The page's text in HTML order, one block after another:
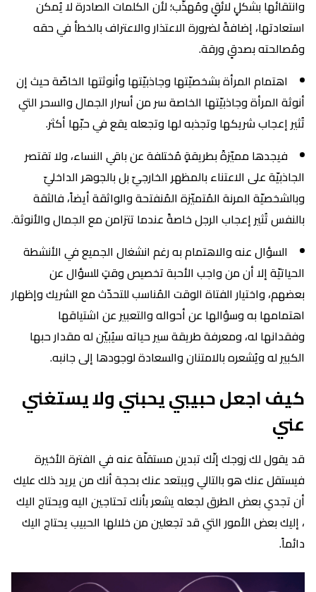
وانتقائها بشكلٍ لائقٍ ومُهذّب؛ لأن الكلمات الصادرة لا يُمكن
استعادتها، إضافةً لضرورة الاعتذار والاعتراف بالخطأ في حقه
ومُصالحته بصدقٍ ورقة.
اهتمام المرأة بشخصيّتها وجاذبيّتها وأنوثتها الخاصّة حيث إن
أنوثة المرأة وجاذبيّتها الخاصة سر من أسرار الجمال والسحر التي
تُثير إعجاب شريكها وتجذبه لها وتجعله يقع في حبّها أكثر.
فيجدها مميّزةً بطريقةٍ مُختلفة عن باقي النساء، ولا تقتصر
الجاذبيّة على الاعتناء بالمظهر الخارجيّ بل بالجوهر الداخليّ
وبالشخصيّة المرنة المُتميّزة المُنفتحة والواثقة أيضاً، فالثقة
بالنفس تُثير إعجاب الرجل خاصةً عندما تتزامن مع الجمال والأنوثة.
السؤال عنه والاهتمام به رغم انشغال الجميع في الأنشطة
الحياتيّة إلا أن من واجب الأحبة تخصيص وقتٍ للسؤال عن
بعضهم، واختيار الفتاة الوقت المُناسب للتحدّث مع الشريك وإظهار
اهتمامها به وسؤالها عن أحواله والتعبير عن اشتياقها
وفقدانها له، ومعرفة طريقة سير حياته سيُبيّن له مقدار حبها
الكبير له ويُشعره بالامتنان والسعادة لوجودها إلى جانبه.
كيف اجعل حبيبي يحبني ولا يستغني
عني
قد يقول لك زوجك إنّك تبدين مستقلّة عنه في الفترة الأخيرة
فيستقل عنك هو بالتالي ويبتعد عنك بحجة أنك من يريد ذلك عليك
أن تجدي بعض الطرق لجعله يشعر بأنك تحتاجين اليه ويحتاج اليك
، إليك بعض الأمور التي قد تجعلين من خلالها الحبيب يحتاج اليك
دائماً.